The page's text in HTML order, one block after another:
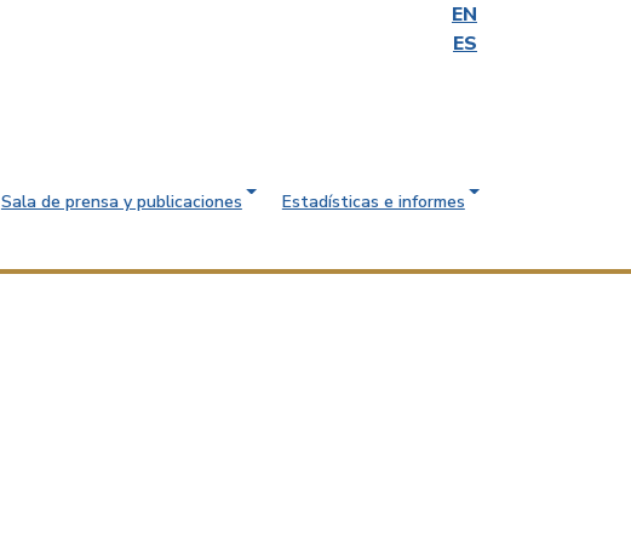
EN
ES
Sala de prensa y publicaciones
Estadísticas e informes